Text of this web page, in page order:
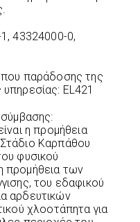
43324000-0,
παράδοσης της
EL421
η προμήθεια
Καρπάθου
φυσικού
προμήθεια των
του εδαφικού
αρδευτικών
χλοοτάπητα για